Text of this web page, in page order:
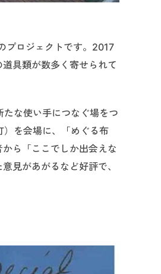
プロジェクトです。2017
具類が数多く寄せられて
な使い手につなぐ場をつ
を会場に、「めぐる布
ら「ここでしか出会えな
見があがるなど好評で、